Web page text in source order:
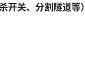
开关、分割隧道等